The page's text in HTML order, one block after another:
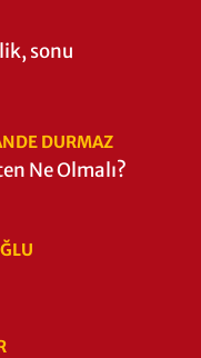
sonu
DURMAZ
Ne Olmalı?